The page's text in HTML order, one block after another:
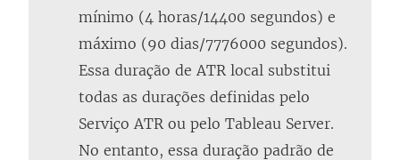
mínimo (4 horas/14400 segundos) e
máximo (90 dias/7776000 segundos).
Essa duração de ATR local substitui
todas as durações definidas pelo
Serviço ATR ou pelo Tableau Server.
No entanto, essa duração padrão de